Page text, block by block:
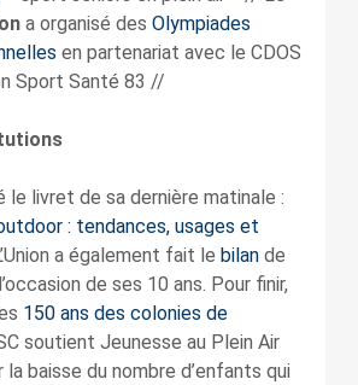
a organisé des Olympiades
en partenariat avec le CDOS
Sport Santé 83 //
le livret de sa dernière matinale :
: tendances, usages et
a également fait le bilande
de ses 10 ans. Pour finir,
150 ans des colonies de
soutient Jeunesse au Plein Air
baisse du nombre d’enfants qui